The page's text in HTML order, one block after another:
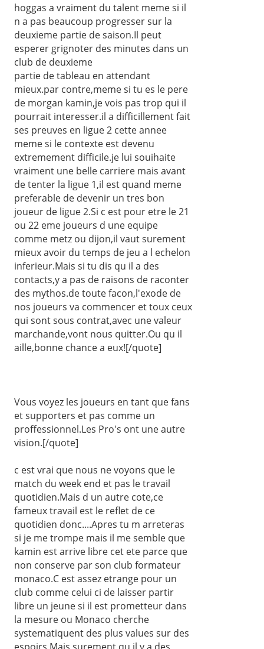
hoggas a vraiment du talent meme si il
n a pas beaucoup progresser sur la
deuxieme partie de saison.Il peut
esperer grignoter des minutes dans un
club de deuxieme
partie de tableau en attendant
mieux.par contre,meme si tu es le pere
de morgan kamin,je vois pas trop qui il
pourrait interesser.il a difficillement fait
ses preuves en ligue 2 cette annee
meme si le contexte est devenu
extremement difficile.je lui souihaite
vraiment une belle carriere mais avant
de tenter la ligue 1,il est quand meme
preferable de devenir un tres bon
joueur de ligue 2.Si c est pour etre le 21
ou 22 eme joueurs d une equipe
comme metz ou dijon,il vaut surement
mieux avoir du temps de jeu a l echelon
inferieur.Mais si tu dis qu il a des
contacts,y a pas de raisons de raconter
des mythos.de toute facon,l'exode de
nos joueurs va commencer et toux ceux
qui sont sous contrat,avec une valeur
marchande,vont nous quitter.Ou qu il
aille,bonne chance a eux![/quote]
Vous voyez les joueurs en tant que fans
et supporters et pas comme un
proffessionnel.Les Pro's ont une autre
vision.[/quote]
c est vrai que nous ne voyons que le
match du week end et pas le travail
quotidien.Mais d un autre cote,ce
fameux travail est le reflet de ce
quotidien donc....Apres tu m arreteras
si je me trompe mais il me semble que
kamin est arrive libre cet ete parce que
non conserve par son club formateur
monaco.C est assez etrange pour un
club comme celui ci de laisser partir
libre un jeune si il est prometteur dans
la mesure ou Monaco cherche
systematiquent des plus values sur des